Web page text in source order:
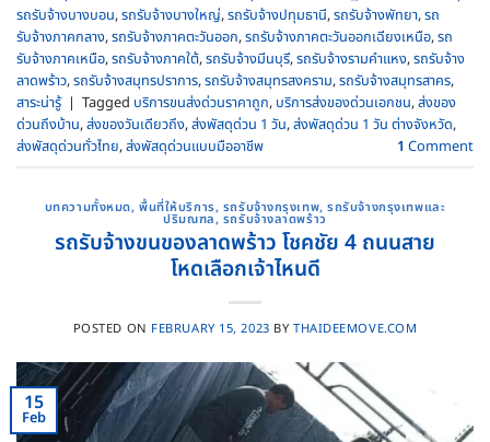
รถรับจ้างบางบอน,รถรับจ้างบางใหญ่,รถรับจ้างปทุมธานี,รถรับจ้างพัทยา,รถ
รับจ้างภาคกลาง,รถรับจ้างภาคตะวันออก,รถรับจ้างภาคตะวันออกเฉียงเหนือ,รถ
รับจ้างภาคเหนือ,รถรับจ้างภาคใต้,รถรับจ้างมีนบุรี,รถรับจ้างรามคําแหง,รถรับจ้าง
ลาดพร้าว,รถรับจ้างสมุทรปราการ,รถรับจ้างสมุทรสงคราม,รถรับจ้างสมุทรสาคร,
สาระน่ารู้ | Tagged บริการขนส่งด่วนราคาถูก, บริการส่งของด่วนเอกชน,ส่งของ
ด่วนถึงบ้าน,ส่งของวันเดียวถึง,ส่งพัสดุด่วน 1 วัน,ส่งพัสดุด่วน 1 วัน ต่างจังหวัด,
ส่งพัสดุด่วนทั่วไทย,ส่งพัสดุด่วนแบบมืออาชีพ 1 Comment
บทความทั้งหมด,พื้นที่ให้บริการ, รถรับจ้างกรุงเทพ,รถรับจ้างกรุงเทพและ
ปริมณฑล, รถรับจ้างลาดพร้าว
รถรับจ้างขนของลาดพร้าว โชคชัย 4 ถนนสาย
โหดเลือกเจ้าไหนดี
POSTED ON FEBRUARY 15, 2023 BY THAIDEEMOVE.COM
15
Feb